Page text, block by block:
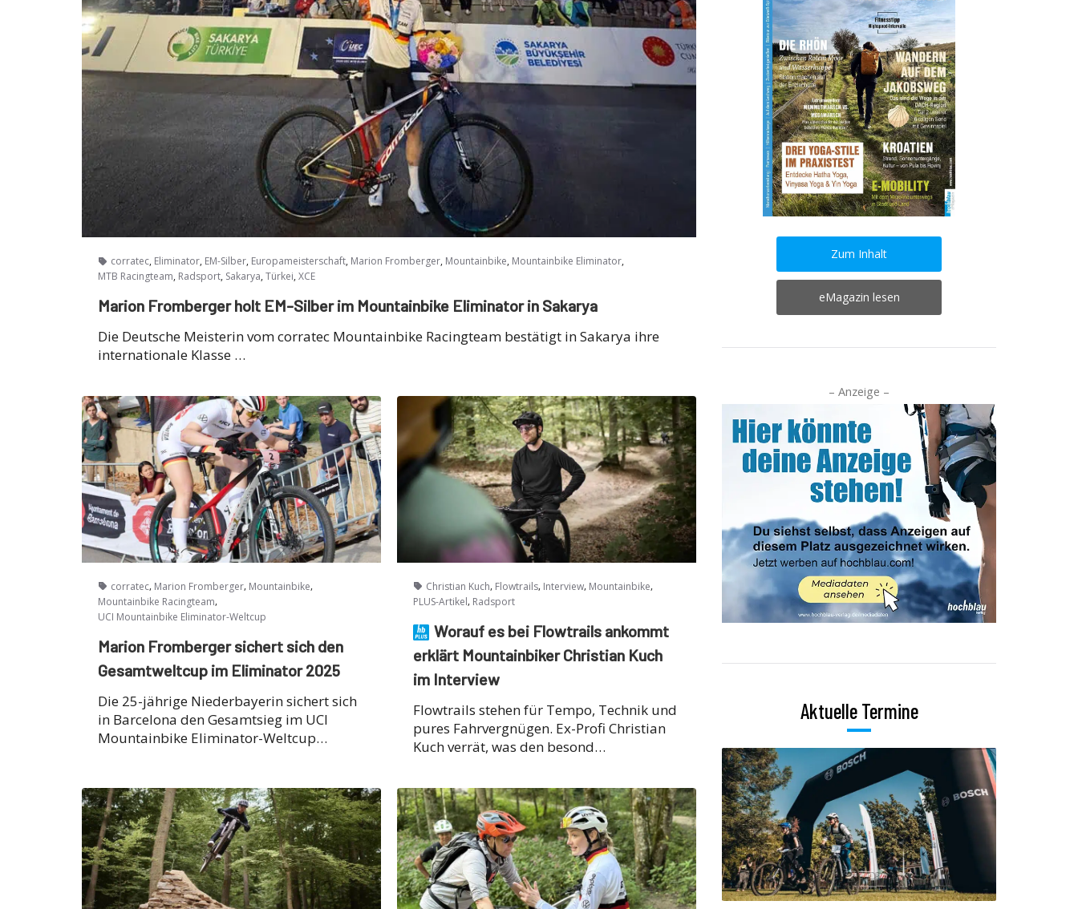
corratec, Eliminator, EM-Silber, Europameisterschaft, Marion Fromberger, Mountainbike, Mountainbike Eliminator,
MTB Racingteam, Radsport, Sakarya, Türkei, XCE
Marion Fromberger holt EM-Silber im Mountainbike Eliminator in Sakarya
Die Deutsche Meisterin vom corratec Mountainbike Racingteam bestätigt in Sakarya ihre
internationale Klasse …
corratec, Marion Fromberger, Mountainbike,
Mountainbike Racingteam,
UCI Mountainbike Eliminator-Weltcup
Marion Fromberger sichert sich den
Gesamtweltcup im Eliminator 2025
Die 25-jährige Niederbayerin sichert sich
in Barcelona den Gesamtsieg im UCI
Mountainbike Eliminator-Weltcup…
Christian Kuch, Flowtrails, Interview, Mountainbike,
PLUS-Artikel, Radsport
Worauf es bei Flowtrails ankommt
erklärt Mountainbiker Christian Kuch
im Interview
Flowtrails stehen für Tempo, Technik und
pures Fahrvergnügen. Ex-Profi Christian
Kuch verrät, was den besond…
Zum Inhalt
eMagazin lesen
– Anzeige –
Aktuelle Termine